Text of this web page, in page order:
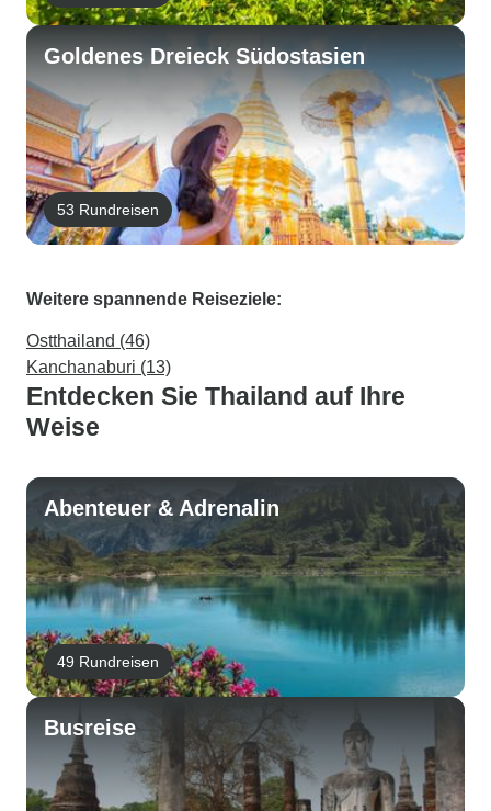
Goldenes Dreieck Südostasien
53 Rundreisen
Weitere spannende Reiseziele:
Ostthailand (46)
Kanchanaburi (13)
Entdecken Sie Thailand auf Ihre
Weise
Abenteuer & Adrenalin
49 Rundreisen
Busreise